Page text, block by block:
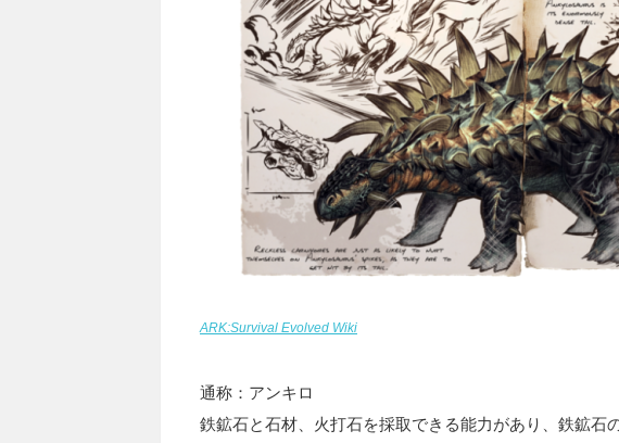
ARK:Survival Evolved Wiki
通称：アンキロ
鉄鉱石と石材、火打石を採取できる能力があり、鉄鉱石